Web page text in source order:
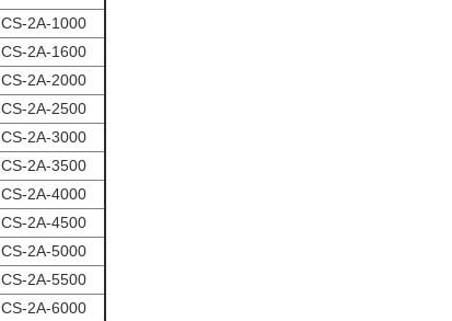
CS-2A-1000
CS-2A-1600
CS-2A-2000
CS-2A-2500
CS-2A-3000
CS-2A-3500
CS-2A-4000
CS-2A-4500
CS-2A-5000
CS-2A-5500
CS-2A-6000